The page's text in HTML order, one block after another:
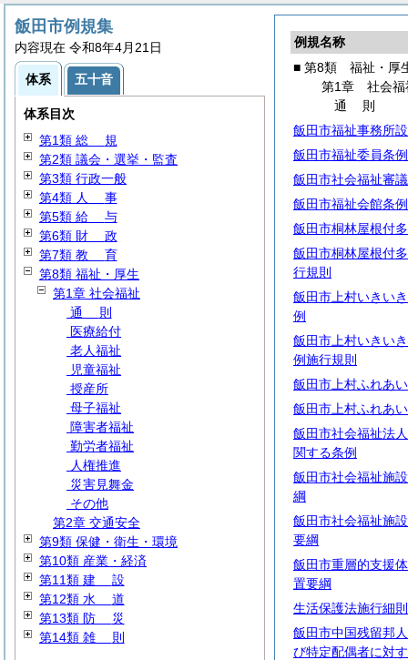
例規名称
■ 第8類 福祉・厚
第1章 社会福
通 則
飯田市福祉事務所
飯田市福祉委員条例
飯田市社会福祉審
飯田市福祉会館条例
飯田市桐林屋根付
飯田市桐林屋根付
行規則
飯田市上村いきい
例
飯田市上村いきい
例施行規則
飯田市上村ふれあ
飯田市上村ふれあ
飯田市社会福祉法
関する条例
飯田市社会福祉施
綱
飯田市社会福祉施
要綱
飯田市重層的支援
置要綱
生活保護法施行細則
飯田市中国残留邦
び特定配偶者に対
飯田市例規集
内容現在 令和8年4月21日
体系 五十音
体系目次
第1類 総 規
第2類 議会・選挙・監査
第3類 行政一般
第4類 人 事
第5類 給 与
第6類 財 政
第7類 教 育
第8類 福祉・厚生
第1章 社会福祉
通 則
医療給付
老人福祉
児童福祉
授産所
母子福祉
障害者福祉
勤労者福祉
人権推進
災害見舞金
その他
第2章 交通安全
第9類 保健・衛生・環境
第10類 産業・経済
第11類 建 設
第12類 水 道
第13類 防 災
第14類 雑 則